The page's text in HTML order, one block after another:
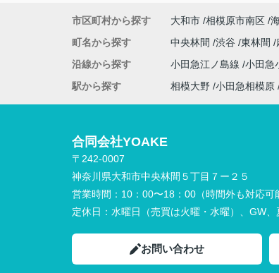
市区町村から探す 大和市 相模原市南区
町名から探す
中央林間 渋谷 東林間
沿線から探す
小田急江ノ島線 小田急
駅から探す
相模大野 小田急相模原
合同会社YOAKE
〒242-0007
神奈川県大和市中央林間５丁目７ー２５
営業時間： 10：00〜18：00（時間外も対応可
定休日： 水曜日（売買は火曜・水曜）、GW
お問い合わせ